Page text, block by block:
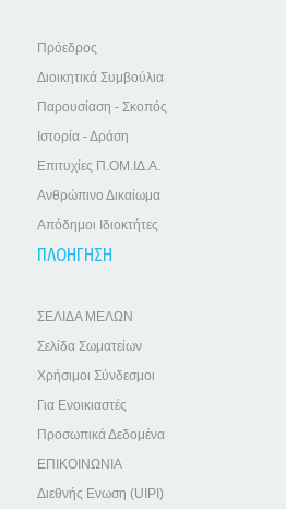
Πρόεδρος
Διοικητικά Συμβούλια
Παρουσίαση - Σκοπός
Ιστορία - Δράση
Επιτυχίες Π.ΟΜ.ΙΔ.Α.
Ανθρώπινο Δικαίωμα
Απόδημοι Ιδιοκτήτες
ΠΛΟΗΓΗΣΗ
ΣΕΛΙΔΑ ΜΕΛΩΝ
Σελίδα Σωματείων
Χρήσιμοι Σύνδεσμοι
Για Ενοικιαστές
Προσωπικά Δεδομένα
ΕΠΙΚΟΙΝΩΝΙΑ
Διεθνής Ενωση (UIPI)